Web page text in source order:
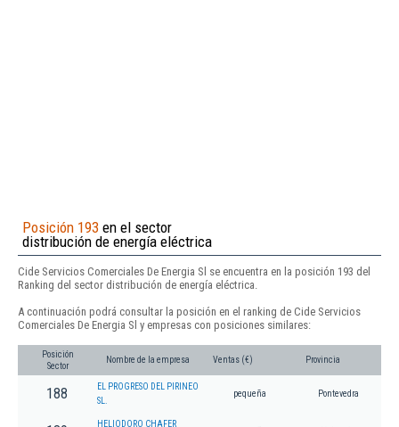
Posición 193 en el sector
distribución de energía eléctrica
Cide Servicios Comerciales De Energia Sl se encuentra en la posición 193 del
Ranking del sector distribución de energía eléctrica.
A continuación podrá consultar la posición en el ranking de Cide Servicios
Comerciales De Energia Sl y empresas con posiciones similares:
Posición
Sector
Nombre de la empresa Ventas (€) Provincia
188
EL PROGRESO DEL PIRINEO
SL.
pequeña Pontevedra
HELIODORO CHAFER